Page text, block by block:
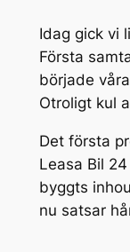
Idag gick vi
Första
började
Otroligt kul
Det första
Leasa Bil
byggts
nu satsar